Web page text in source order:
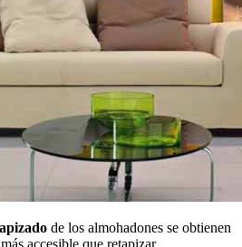
de los almohadones se obtienen
accesible que retapizar